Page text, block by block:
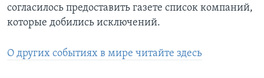
согласилось предоставить газете список компаний,
которые добились исключений.
О других событиях в мире читайте здесь